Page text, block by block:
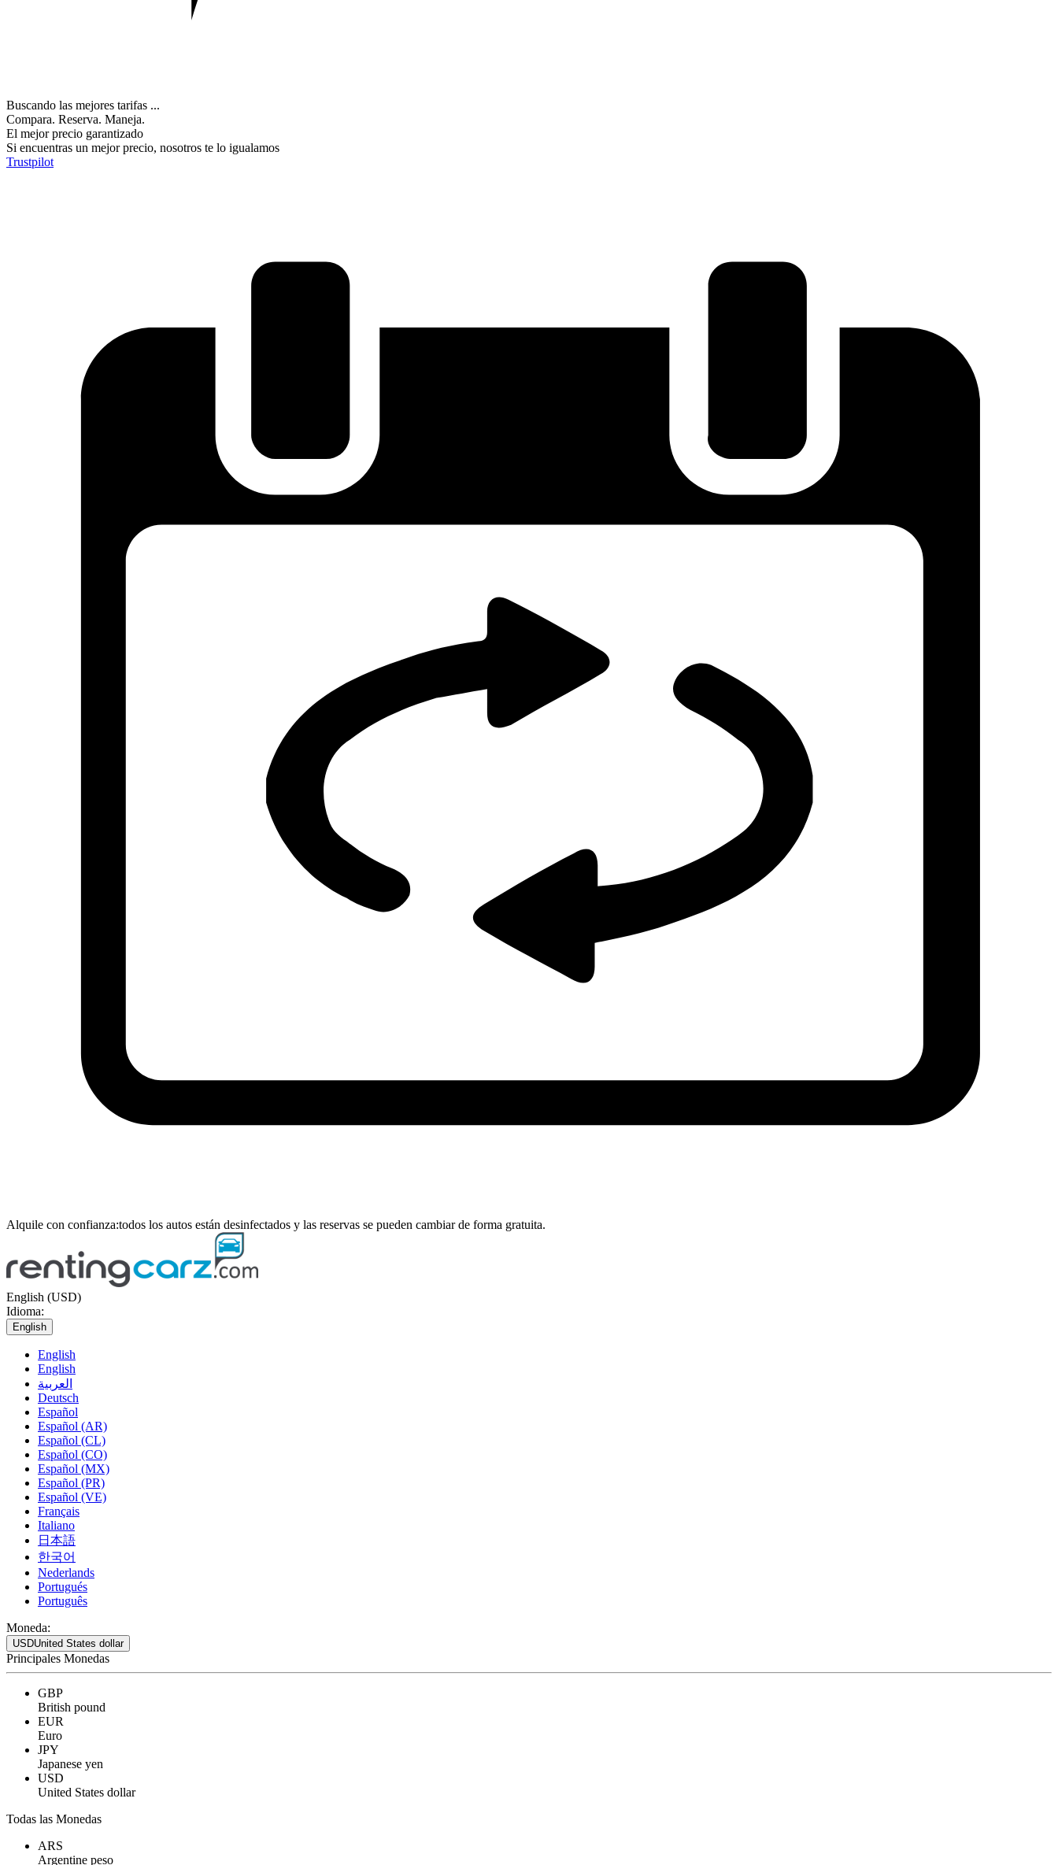
Buscando las mejores tarifas ...
Compara. Reserva. Maneja.
El mejor precio garantizado
Si encuentras un mejor precio, nosotros te lo igualamos
Trustpilot
Alquile con confianza:todos los autos están desinfectados y las reservas se pueden cambiar de forma gratuita.
English (USD)
Idioma:
English
English
English
العربية
Deutsch
Español
Español (AR)
Español (CL)
Español (CO)
Español (MX)
Español (PR)
Español (VE)
Français
Italiano
日本語
한국어
Nederlands
Portugués
Português
Moneda:
USDUnited States dollar
Principales Monedas
GBP
British pound
EUR
Euro
JPY
Japanese yen
USD
United States dollar
Todas las Monedas
ARS
Argentine peso